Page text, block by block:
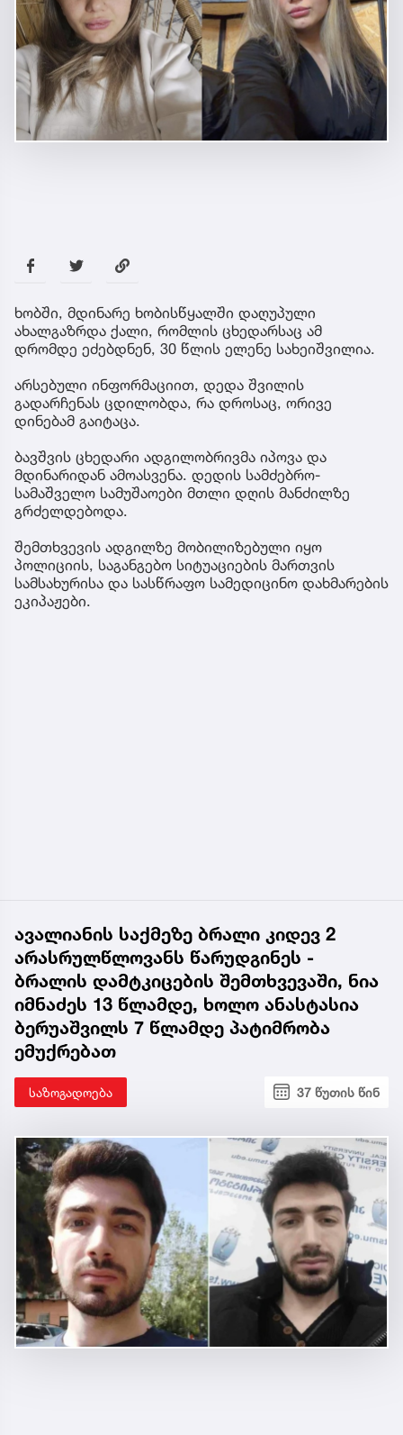
ხობში, მდინარე ხობისწყალში დაღუპული
ახალგაზრდა ქალი, რომლის ცხედარსაც ამ
დრომდე ეძებდნენ, 30 წლის ელენე სახეიშვილია.
არსებული ინფორმაციით, დედა შვილის
გადარჩენას ცდილობდა, რა დროსაც, ორივე
დინებამ გაიტაცა.
ბავშვის ცხედარი ადგილობრივმა იპოვა და
მდინარიდან ამოასვენა. დედის სამძებრო-
სამაშველო სამუშაოები მთლი დღის მანძილზე
გრძელდებოდა.
შემთხვევის ადგილზე მობილიზებული იყო
პოლიციის, საგანგებო სიტუაციების მართვის
სამსახურისა და სასწრაფო სამედიცინო დახმარების
ეკიპაჟები.
ავალიანის საქმეზე ბრალი კიდევ 2
არასრულწლოვანს წარუდგინეს -
ბრალის დამტკიცების შემთხვევაში, ნია
იმნაძეს 13 წლამდე, ხოლო ანასტასია
ბერუაშვილს 7 წლამდე პატიმრობა
ემუქრებათ
საზოგადოება 37 წუთის წინ